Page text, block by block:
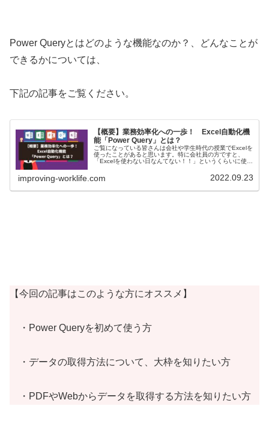
Power Queryとはどのような機能なのか？、どんなことが
できるかについては、
下記の記事をご覧ください。
【概要】業務効率化への一歩！ Excel自動化機
能「Power Query」とは？
ご覧になっている皆さんは会社や学生時代の授業でExcelを
使ったことがあると思います。特に会社員の方ですと、
「Excelを使わない日なんてない！！」というくらいに使用
improving-worklife.com 2022.09.23
【今回の記事はこのような方にオススメ】
・Power Queryを初めて使う方
・データの取得方法について、大枠を知りたい方
・PDFやWebからデータを取得する方法を知りたい方